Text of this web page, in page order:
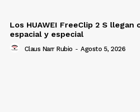
Los HUAWEI FreeClip 2 S llegan
espacial y especial
Claus Narr Rubio - Agosto 5, 2026